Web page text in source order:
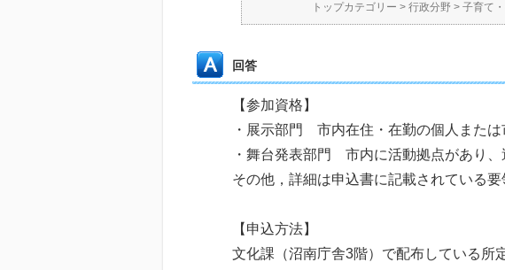
トップカテゴリー > 行政分野 > 子育て
回答
【参加資格】
・展示部門 市内在住・在勤の個人また
・舞台発表部門 市内に活動拠点があり
その他，詳細は申込書に記載されている要
【申込方法】
文化課（沼南庁舎3階）で配布している所